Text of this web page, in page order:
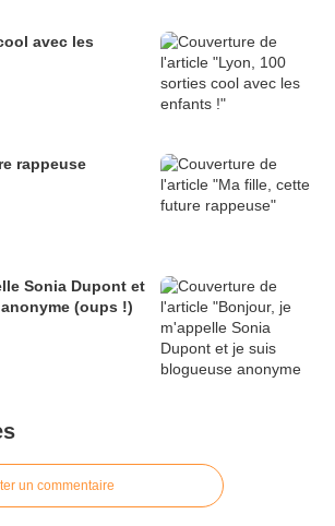
avec les
rappeuse
Sonia Dupont et
(oups !)
un commentaire